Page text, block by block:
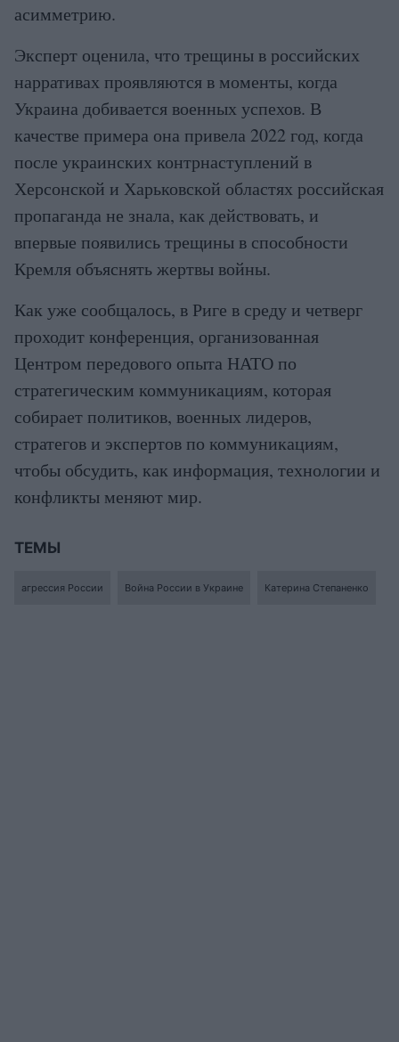
асимметрию.
Эксперт оценила, что трещины в российских
нарративах проявляются в моменты, когда
Украина добивается военных успехов. В
качестве примера она привела 2022 год, когда
после украинских контрнаступлений в
Херсонской и Харьковской областях российская
пропаганда не знала, как действовать, и
впервые появились трещины в способности
Кремля объяснять жертвы войны.
Как уже сообщалось, в Риге в среду и четверг
проходит конференция, организованная
Центром передового опыта НАТО по
стратегическим коммуникациям, которая
собирает политиков, военных лидеров,
стратегов и экспертов по коммуникациям,
чтобы обсудить, как информация, технологии и
конфликты меняют мир.
ТЕМЫ
агрессия России Война России в Украине Катерина Степаненко